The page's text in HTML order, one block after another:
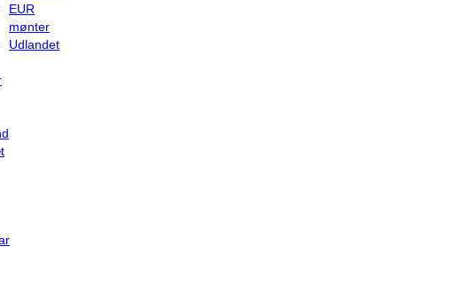
EUR
mønter
Udlandet